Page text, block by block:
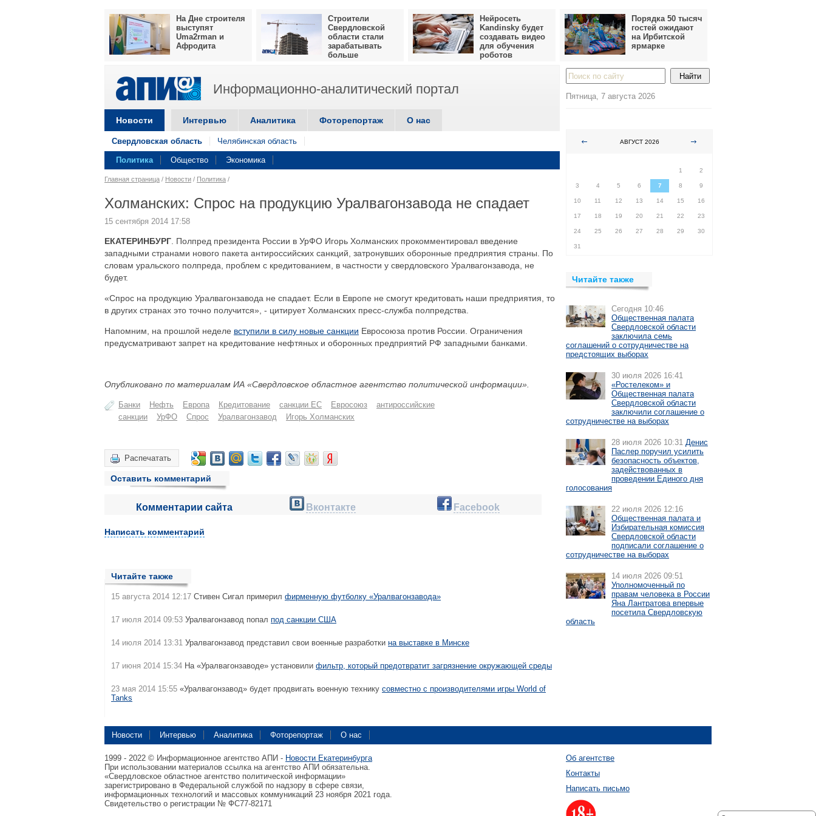
На Дне строителя
выступят
Uma2rman и
Афродита
Строители
Свердловской
области стали
зарабатывать
больше
Нейросеть
Kandinsky будет
создавать видео
для обучения
роботов
Порядка 50 тысяч
гостей ожидают
на Ирбитской
ярмарке
Информационно-аналитический портал
Новости Интервью Аналитика Фоторепортаж О нас
Свердловская область Челябинская область
Политика Общество Экономика
Главная страница / Новости / Политика /
Холманских: Спрос на продукцию Уралвагонзавода не спадает
15 сентября 2014 17:58
ЕКАТЕРИНБУРГ . Полпред президента России в УрФО Игорь Холманских прокомментировал введение
западными странами нового пакета антироссийских санкций, затронувших оборонные предприятия страны. По
словам уральского полпреда, проблем с кредитованием, в частности у свердловского Уралвагонзавода, не
будет.
«Спрос на продукцию Уралвагонзавода не спадает. Если в Европе не смогут кредитовать наши предприятия, то
в других странах это точно получится», - цитирует Холманских пресс-служба полпредства.
Напомним, на прошлой неделе вступили в силу новые санкции Евросоюза против России. Ограничения
предусматривают запрет на кредитование нефтяных и оборонных предприятий РФ западными банками.
Опубликовано по материалам ИА «Свердловское областное агентство политической информации».
Банки Нефть Европа Кредитование санкции ЕС Евросоюз
антироссийские
санкции
УрФО Спрос Уралвагонзавод Игорь Холманских
Распечатать
Оставить комментарий
Комментарии сайта Вконтакте Facebook
Написать комментарий
Читайте также
15 августа 2014 12:17 Стивен Сигал примерил фирменную футболку «Уралвагонзавода»
17 июля 2014 09:53 Уралвагонзавод попал под санкции США
14 июля 2014 13:31 Уралвагонзавод представил свои военные разработки на выставке в Минске
17 июня 2014 15:34 На «Уралвагонзаводе» установили фильтр, который предотвратит загрязнение окружающей среды
23 мая 2014 15:55 «Уралвагонзавод» будет продвигать военную технику совместно с производителями игры World of
Tanks
Пятница, 7 августа 2026
АВГУСТ 2026
1
2
3 4 5 6 7 8 9
10 11 12 13 14 15 16
17 18 19 20 21 22 23
24 25 26 27 28 29 30
31
Читайте также
Сегодня 10:46
Общественная палата
Свердловской области
заключила семь
соглашений о сотрудничестве на
предстоящих выборах
30 июля 2026 16:41
«Ростелеком» и
Общественная палата
Свердловской области
заключили соглашение о
сотрудничестве на выборах
28 июля 2026 10:31 Денис
Паслер поручил усилить
безопасность объектов,
задействованных в
проведении Единого дня
голосования
22 июля 2026 12:16
Общественная палата и
Избирательная комиссия
Свердловской области
подписали соглашение о
сотрудничестве на выборах
14 июля 2026 09:51
Уполномоченный по
правам человека в России
Яна Лантратова впервые
посетила Свердловскую
область
Новости Интервью Аналитика Фоторепортаж О нас
1999 - 2022 © Информационное агентство АПИ - Новости Екатеринбурга
При использовании материалов ссылка на агентство АПИ обязательна.
«Свердловское областное агентство политической информации»
зарегистрировано в Федеральной службой по надзору в сфере связи,
информационных технологий и массовых коммуникаций 23 ноября 2021 года.
Свидетельство о регистрации № ФС77-82171
Об агентстве
Контакты
Написать письмо